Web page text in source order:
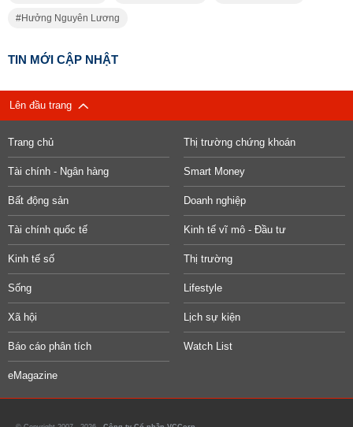
Hưởng Nguyên Lương
TIN MỚI CẬP NHẬT
Lên đầu trang
Trang chủ Thị trường chứng khoán
Tài chính - Ngân hàng Smart Money
Bất động sản Doanh nghiệp
Tài chính quốc tế Kinh tế vĩ mô - Đầu tư
Kinh tế số Thị trường
Sống Lifestyle
Xã hội Lịch sự kiện
Báo cáo phân tích Watch List
eMagazine